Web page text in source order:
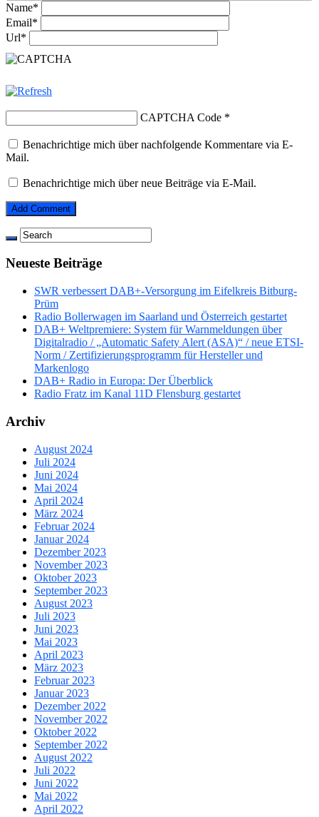
Name*
Email*
Url*
CAPTCHA Code *
Benachrichtige mich über nachfolgende Kommentare via E-
Mail.
Benachrichtige mich über neue Beiträge via E-Mail.
Neueste Beiträge
SWR verbessert DAB+-Versorgung im Eifelkreis Bitburg-
Prüm
Radio Bollerwagen im Saarland und Österreich gestartet
DAB+ Weltpremiere: System für Warnmeldungen über
Digitalradio / „Automatic Safety Alert (ASA)“ / neue ETSI-
Norm / Zertifizierungsprogramm für Hersteller und
Markenlogo
DAB+ Radio in Europa: Der Überblick
Radio Fratz im Kanal 11D Flensburg gestartet
Archiv
August 2024
Juli 2024
Juni 2024
Mai 2024
April 2024
März 2024
Februar 2024
Januar 2024
Dezember 2023
November 2023
Oktober 2023
September 2023
August 2023
Juli 2023
Juni 2023
Mai 2023
April 2023
März 2023
Februar 2023
Januar 2023
Dezember 2022
November 2022
Oktober 2022
September 2022
August 2022
Juli 2022
Juni 2022
Mai 2022
April 2022